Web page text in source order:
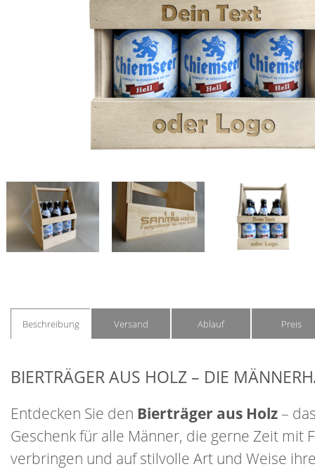
Beschreibung Versand Ablauf Preis
BIERTRÄGER AUS HOLZ – DIE
Entdecken Sie den Bierträger aus Holz –
Geschenk für alle Männer, die gerne Zeit mit
verbringen und auf stilvolle Art und Weise